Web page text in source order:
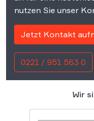
nutzen Sie unser
Jetzt Kontakt
0221 / 951 563 0
Wir